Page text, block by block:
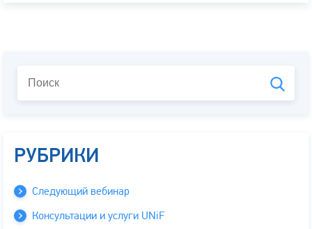
РУБРИКИ
Следующий вебинар
Консультации и услуги UNiF